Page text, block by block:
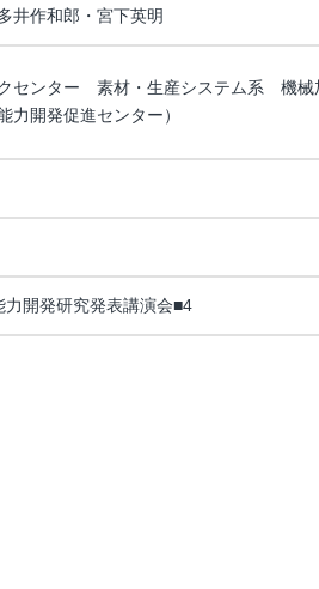
井作和郎・宮下英明
センター 素材・生産システム系 機械
力開発促進センター）
力開発研究発表講演会■4